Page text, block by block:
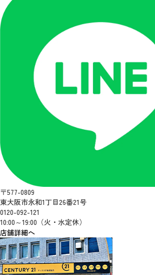
〒577-0809
東大阪市永和1丁目26番21号
0120-092-121
10:00～19:00（火・水定休）
店舗詳細へ